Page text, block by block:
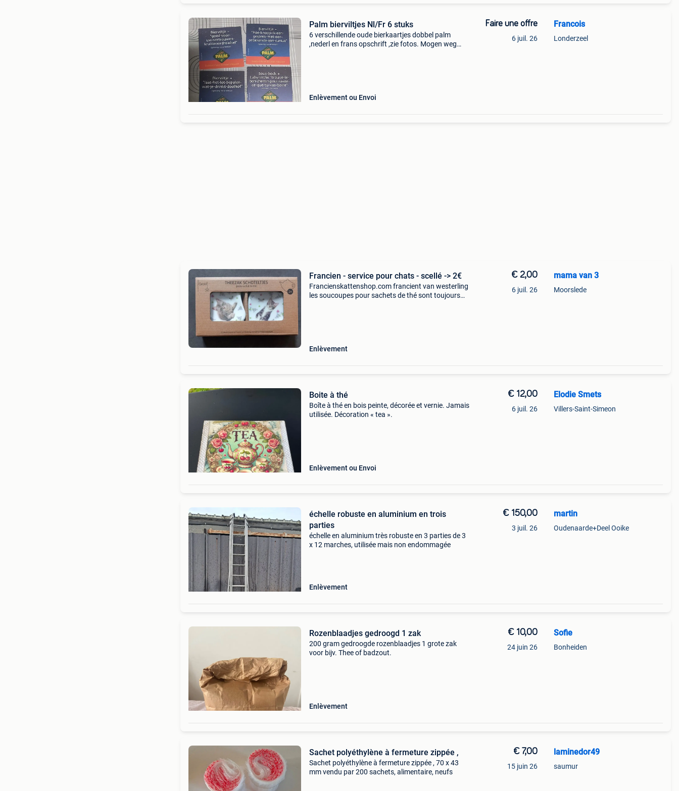
Palm bierviltjes Nl/Fr 6 stuks
6 verschillende oude bierkaartjes dobbel palm
,nederl en frans opschrift ,zie fotos. Mogen weg
Enlèvement ou Envoi
Faire une offre
6 juil. 26
Francois
Londerzeel
Francien - service pour chats - scellé -> 2€
Francienskattenshop.com francient van westerling
les soucoupes pour sachets de thé sont toujours
Enlèvement
€ 2,00
6 juil. 26
mama van 3
Moorslede
Boite à thé
Boîte à thé en bois peinte, décorée et vernie. Jamais
utilisée. Décoration « tea ».
Enlèvement ou Envoi
€ 12,00
6 juil. 26
Elodie Smets
Villers-Saint-Simeon
échelle robuste en aluminium en trois
parties
échelle en aluminium très robuste en 3 parties de 3
x 12 marches, utilisée mais non endommagée
Enlèvement
€ 150,00
3 juil. 26
martin
Oudenaarde+Deel Ooike
Rozenblaadjes gedroogd 1 zak
200 gram gedroogde rozenblaadjes 1 grote zak
voor bijv. Thee of badzout.
Enlèvement
€ 10,00
24 juin 26
Sofie
Bonheiden
Sachet polyéthylène à fermeture zippée ,
Sachet polyéthylène à fermeture zippée , 70 x 43
mm vendu par 200 sachets, alimentaire, neufs
€ 7,00
15 juin 26
laminedor49
saumur